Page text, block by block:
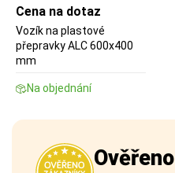
Cena na dotaz
Vozík na plastové
přepravky ALC 600x400
mm
Na objednání
Ověřeno